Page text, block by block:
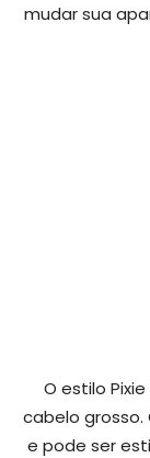
mudar sua
O estilo
cabelo
e pode ser